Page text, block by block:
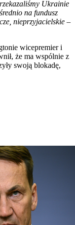
Ukrainie
na fundusz
nieprzyjacielskie –
wicepremier i
że ma wspólnie z
swoją blokadę,